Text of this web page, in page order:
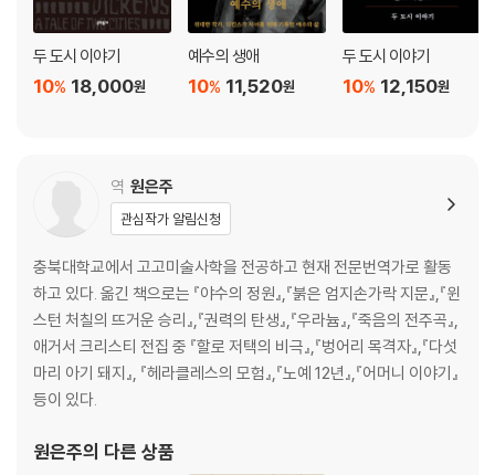
두 도시 이야기
18,000원
10%
예수의 생애
11,520원
10%
두 도시 이야기
12,150원
10%
역 원은주
관심작가 알림신청
충북대학교에서 고고미술사학을 전공하고 현재 전문번역가로 활동
하고 있다. 옮긴 책으로는 『야수의 정원』,『붉은 엄지손가락 지문』,『윈
스턴 처칠의 뜨거운 승리』,『권력의 탄생』,『우라늄』,『죽음의 전주곡』,
애거서 크리스티 전집 중 『할로 저택의 비극』,『벙어리 목격자』,『다섯
마리 아기 돼지』, 『헤라클레스의 모험』,『노예 12년』,『어머니 이야기』
등이 있다.
원은주의 다른 상품